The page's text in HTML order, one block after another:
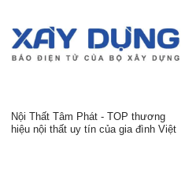
spa, chăm sóc da
viên chăm sóc mi, móng trong
ngân, quầy dịch vụ
Nội Thất Tâm Phát - TOP thương
hiệu nội thất uy tín của gia đình Việt